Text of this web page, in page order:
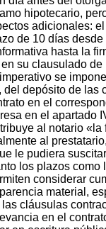
hipotecario,
adicionales: el
de 10 días
hasta la
su clausulado
se
del depósito de las
en el
en el apartado
al notario «la
al
le pudiera
los plazos como
considerar
material,
cláusulas
en el